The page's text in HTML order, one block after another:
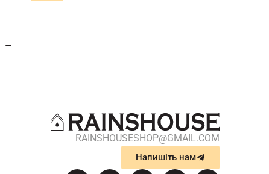
→
RAINSHOUSESHOP@GMAIL.COM
Напишіть нам